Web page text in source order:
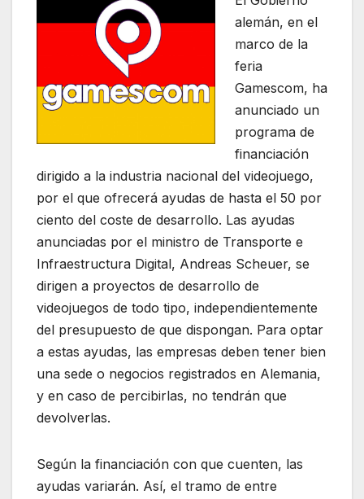
alemán, en el
marco de la
feria
Gamescom, ha
anunciado un
programa de
financiación
dirigido a la industria nacional del videojuego,
por el que ofrecerá ayudas de hasta el 50 por
ciento del coste de desarrollo. Las ayudas
anunciadas por el ministro de Transporte e
Infraestructura Digital, Andreas Scheuer, se
dirigen a proyectos de desarrollo de
videojuegos de todo tipo, independientemente
del presupuesto de que dispongan. Para optar
a estas ayudas, las empresas deben tener bien
una sede o negocios registrados en Alemania,
y en caso de percibirlas, no tendrán que
devolverlas.
Según la financiación con que cuenten, las
ayudas variarán. Así, el tramo de entre